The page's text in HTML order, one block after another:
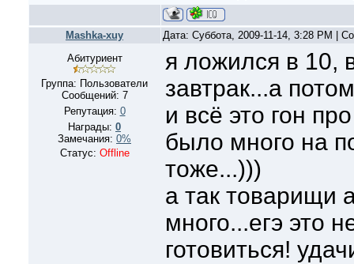
Mashka-xuy
Дата: Суббота, 2009-11-14, 3:28 PM |
Абитуриент
Группа: Пользователи
Сообщений: 7
Репутация: 0
Награды: 0
Замечания: 0%
Статус: Offline
я ложился в 10,
завтрак...а
и всё это гон
было много на
тоже...)))
а так товарищи
много...егэ это
готовиться!